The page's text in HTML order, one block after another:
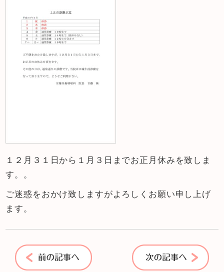
１２月３１日から１月３日までお正月休みを致しま
す。。
ご迷惑をおかけ致しますがよろしくお願い申し上げ
ます。